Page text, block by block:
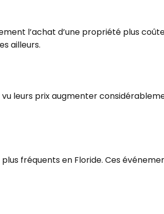
l’achat d’une propriété plus
ailleurs.
leurs prix augmenter
fréquents en Floride. Ces